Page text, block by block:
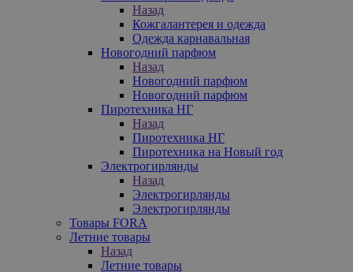
Назад
Кожгалантерея и одежда
Одежда карнавальная
Новогодний парфюм
Назад
Новогодний парфюм
Новогодний парфюм
Пиротехника НГ
Назад
Пиротехника НГ
Пиротехника на Новый год
Электрогирлянды
Назад
Электрогирлянды
Электрогирлянды
Товары FORA
Летние товары
Назад
Летние товары